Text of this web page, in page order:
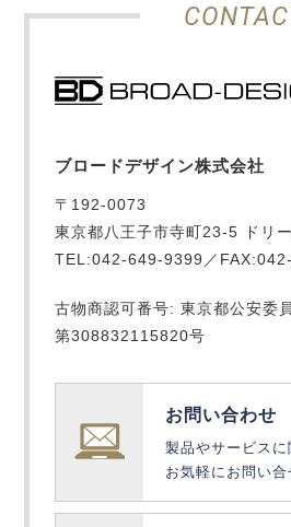
ブロードデザイン株式会社
〒192-0073
東京都八王子市寺町23-5 ドリ
TEL:042-649-9399／
古物商認可番号: 東京都公安委
第308832115820号
お問い合わせ
製品やサービス
お気軽にお問い合